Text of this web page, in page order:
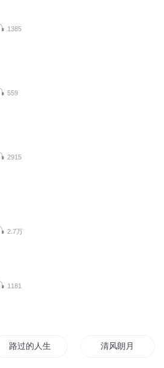
1385
559
2915
2.7万
1181
者路过的人生元朗 清风朗月